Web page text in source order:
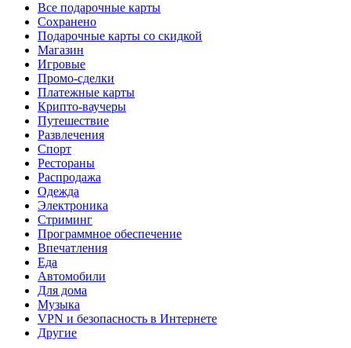
Все подарочные карты
Сохранено
Подарочные карты со скидкой
Магазин
Игровые
Промо-сделки
Платежные карты
Крипто-ваучеры
Путешествие
Развлечения
Спорт
Рестораны
Распродажа
Одежда
Электроника
Стриминг
Программное обеспечение
Впечатления
Еда
Автомобили
Для дома
Музыка
VPN и безопасность в Интернете
Другие